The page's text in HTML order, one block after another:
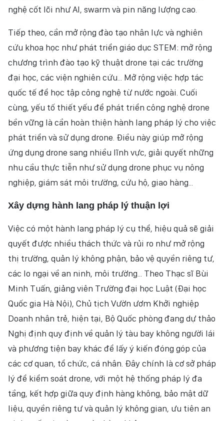
nghệ cốt lõi như AI, swarm và pin năng lượng cao.
Tiếp theo, cần mở rộng đào tạo nhân lực và nghiên
cứu khoa học như phát triển giáo dục STEM: mở rộng
chương trình đào tạo kỹ thuật drone tại các trường
đại học, các viện nghiên cứu... Mở rộng việc hợp tác
quốc tế để học tập công nghệ từ nước ngoài. Cuối
cùng, yếu tố thiết yếu để phát triển công nghệ drone
bền vững là cần hoàn thiện hành lang pháp lý cho việc
phát triển và sử dụng drone. Điều này giúp mở rộng
ứng dụng drone sang nhiều lĩnh vực, giải quyết những
nhu cầu thực tiễn như sử dụng drone phục vụ nông
nghiệp, giám sát môi trường, cứu hộ, giao hàng...
Xây dựng hành lang pháp lý thuận lợi
Việc có một hành lang pháp lý cụ thể, hiệu quả sẽ giải
quyết được nhiều thách thức và rủi ro như mở rộng
thị trường, quản lý không phận, bảo vệ quyền riêng tư,
các lo ngại về an ninh, môi trường... Theo Thạc sĩ Bùi
Minh Tuấn, giảng viên Trường đại học Luật (Đại học
Quốc gia Hà Nội), Chủ tịch Vườn ươm Khởi nghiệp
Doanh nhân trẻ, hiện tại, Bộ Quốc phòng đang dự thảo
Nghị định quy định về quản lý tàu bay không người lái
và phương tiện bay khác để lấy ý kiến đóng góp của
các cơ quan, tổ chức, cá nhân. Đây chính là cơ sở pháp
lý để kiểm soát drone, với một hệ thống pháp lý đa
tầng, kết hợp giữa quy định hàng không, bảo mật dữ
liệu, quyền riêng tư và quản lý không gian, ưu tiên an